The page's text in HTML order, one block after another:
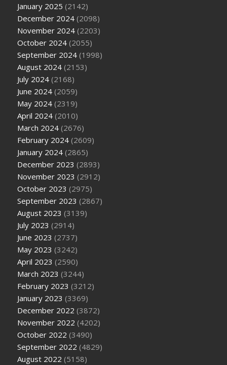
January 2025 (2142)
December 2024 (2098)
November 2024 (2203)
October 2024 (2055)
September 2024 (1998)
August 2024 (2153)
July 2024 (2168)
June 2024 (2059)
May 2024 (2319)
April 2024 (2010)
March 2024 (2676)
February 2024 (2609)
January 2024 (2865)
December 2023 (2893)
November 2023 (2912)
October 2023 (2975)
September 2023 (2867)
August 2023 (3139)
July 2023 (2914)
June 2023 (2737)
May 2023 (3242)
April 2023 (2590)
March 2023 (3244)
February 2023 (3212)
January 2023 (3369)
December 2022 (3872)
November 2022 (4202)
October 2022 (3490)
September 2022 (4829)
August 2022 (5158)